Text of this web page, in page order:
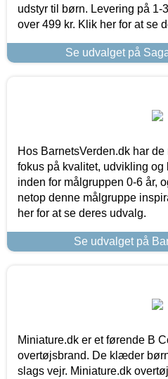
udstyr til børn. Levering på 1-
over 499 kr. Klik her for at se
Se udvalget på
Hos BarnetsVerden.dk har
fokus på kvalitet, udvikling
inden for målgruppen 0-6 år,
netop denne målgruppe
her for at se deres udvalg.
Se udvalget på
Miniature.dk er et førende B
overtøjsbrand. De klæder
slags vejr. Miniature.dk